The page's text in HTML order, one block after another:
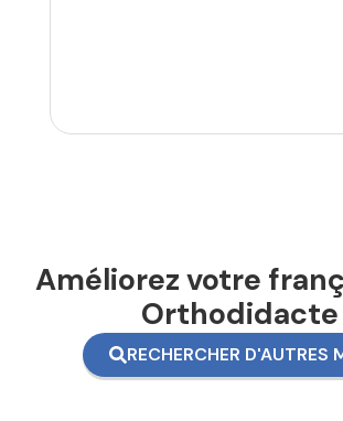
Améliorez votre
Orthodidacte
RECHERCHER D'AUTRES